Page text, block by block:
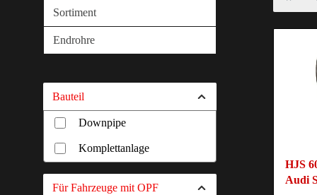
Sortiment
Endrohre
Bauteil
Downpipe
Komplettanlage
Für Fahrzeuge mit OPF
HJS
Audi